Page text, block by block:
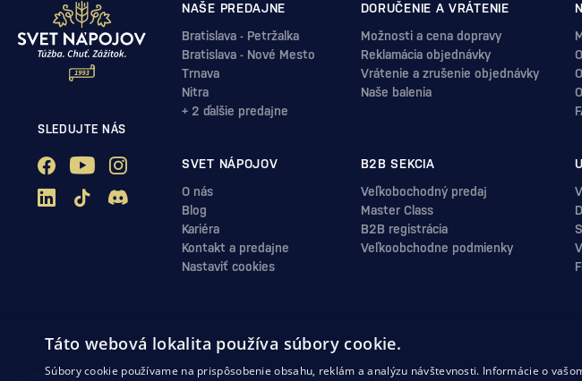
SLEDUJTE NÁS
NAŠE PREDAJNE
Bratislava - Petržalka
Bratislava - Nové Mesto
Trnava
Nitra
+ 2 ďalšie predajne
DORUČENIE A VRÁTENIE
Možnosti a cena dopravy
Reklamácia objednávky
Vrátenie a zrušenie objednávky
Naše balenia
SVET NÁPOJOV
O nás
Blog
Kariéra
Kontakt a predajne
Nastaviť cookies
B2B SEKCIA
Veľkobochodný predaj
Master Class
B2B registrácia
Veľkoobchodne podmienky
Ochrana osobných údajovObchodné podmienkyOdstúpenie od zmluvy
Táto webová lokalita používa súbory cookie.
Súbory cookie používame na prispôsobenie obsahu, reklám a analýzu návštevnosti. Informácie o